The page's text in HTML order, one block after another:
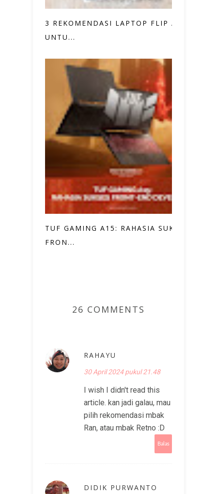
3 REKOMENDASI LAPTOP FLIP ASUS
UNTU...
TUF GAMING A15: RAHASIA SUKSES
FRON...
26 COMMENTS
RAHAYU
30 April 2024 pukul 21.48
I wish I didn't read this
article. kan jadi galau, mau
pilih rekomendasi mbak
Ran, atau mbak Retno :D
Balas
DIDIK PURWANTO